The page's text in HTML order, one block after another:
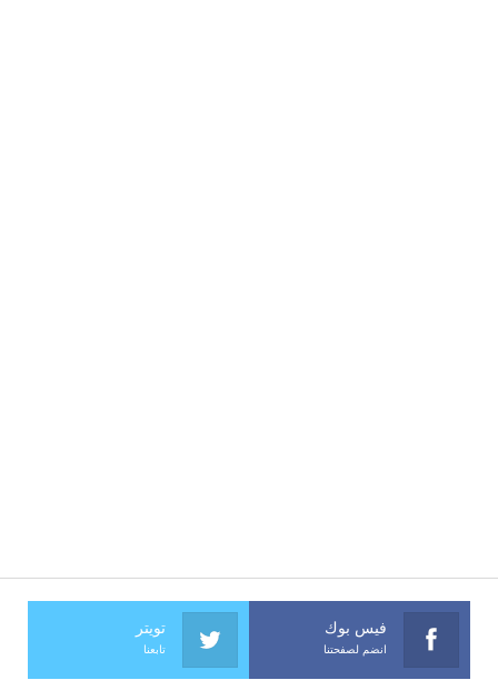
فيس بوك
انضم لصفحتنا
تويتر
تابعنا